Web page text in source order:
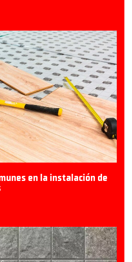
en la instalación de